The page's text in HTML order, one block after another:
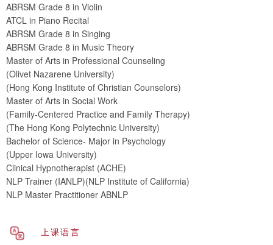
ABRSM Grade 8 in Violin
ATCL in Piano Recital
ABRSM Grade 8 in Singing
ABRSM Grade 8 in Music Theory
Master of Arts in Professional Counseling
(Olivet Nazarene University)
(Hong Kong Institute of Christian Counselors)
Master of Arts in Social Work
(Family-Centered Practice and Family Therapy)
(The Hong Kong Polytechnic University)
Bachelor of Science- Major in Psychology
(Upper Iowa University)
Clinical Hypnotherapist (ACHE)
NLP Trainer (IANLP)(NLP Institute of California)
NLP Master Practitioner ABNLP
上课语言